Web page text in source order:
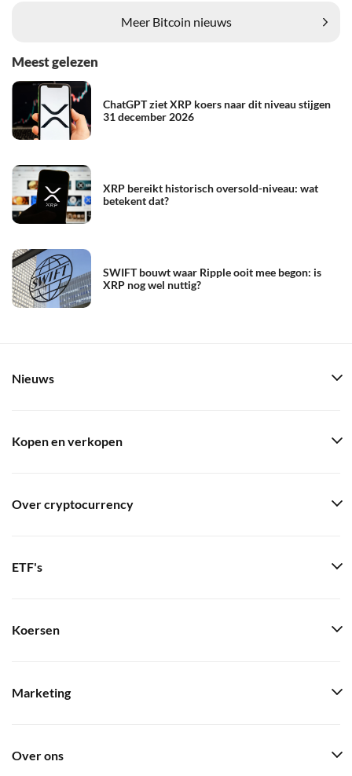
Meer Bitcoin nieuws
Meest gelezen
ChatGPT ziet XRP koers naar dit niveau stijgen
31 december 2026
XRP bereikt historisch oversold-niveau: wat
betekent dat?
SWIFT bouwt waar Ripple ooit mee begon: is
XRP nog wel nuttig?
Nieuws
Kopen en verkopen
Over cryptocurrency
ETF's
Koersen
Marketing
Over ons